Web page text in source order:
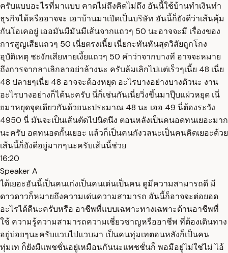
ครับแบบอะไรที่มาแบบ คาดไม่ถึงคิดไม่ถึง อันนี้ใช้บ้านทำเงินทำ
ธุรกิจได้หรืออาจจะ เอาบ้านมาเปิดเป็นบริษัท อันนี้ก็ยังดีว่าเส้นคุ้ม
กันโอเคอยู่ เออมันมีมันมีเส้นจากแถวๆ 50 นะอาจจะมี เรื่องของ
การสูญเสียแถวๆ 50 เนี่ยตรงเนี้ย เนี่ยกะทันหันสุดวิสัยถูกโกง
อุบัติเหตุ ชะงักเสียหายเงี้ยแถวๆ 50 คำว่าจากบางที อาจจะหมาย
ถึงการจากลาเลิกลาอย่าล้างนะ ครับล้มเลิกไปแต่เร็วๆเนี้ย 48 เนี่ย
48 ปลายๆเนี่ย 48 อาจจะต้องหยุด อะไรบางอย่างบางตัวนะ งาน
อะไรบางอย่างก็ได้นะครับ นี่ก็เช่นกันเนี่ยวิ่งขึ้นมาปุ๊บแผ่วหยุด เนี่
ยมาหยุดจุดเดียวกันด้วยนะประมาณ 48 นะ เออ 49 นี่ต้องระวัง
4950 นี่ มันจะเป็นเส้นตัดไปนิดนึง ตอนหลังเป็นคนอดทนเยอะมาก
นะครับ อดทนอดกั้นเยอะ แล้วก็เป็นคนกังวลนะเป็นคนคิดเยอะด้วย
เส้นนี้ก็ยังดีอยู่มากๆนะครับเส้นนี้ช่วย
16:20
Speaker A
ได้เยอะอันนี้เป็นคนเก่งเป็นคนเด่นเป็นคน ดูมีความสามารถดี มี
ดาวดาวก็หมายถึงความเด่นความสามารถ อันนี้ก็อาจจะต่อยอด
อะไรได้ดีนะครับหรือ อาชีพที่แบบเฉพาะทางเฉพาะด้านอาชีพที่
ใช้ ความรู้ความสามารถความเชี่ยวชาญหรืออาชีพ ที่ต้องเดินทาง
อยู่บ่อยๆนะครับแวบไปแวบมา เป็นคนทุ่มเทตอนหลังก็เป็นคน
ทุ่มเท ก็ยังมีแพชชั่นอยู่เหมือนกันนะแพชชั่นก็ พอมีอยู่ไม่ใช่ไม่ ไอ้